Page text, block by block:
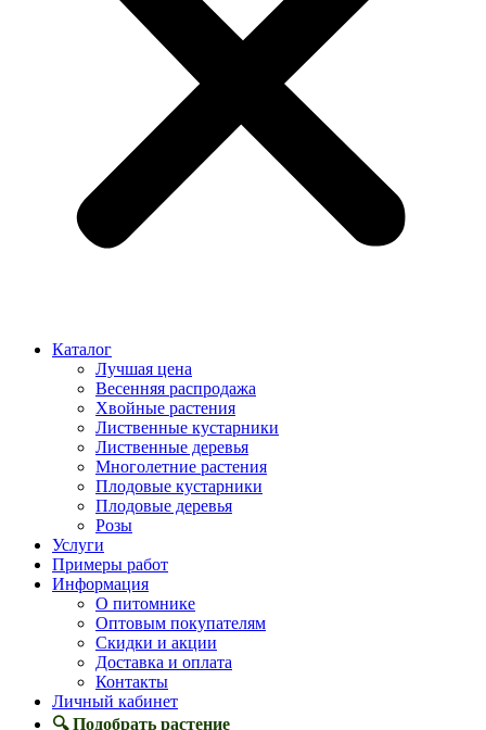
Каталог
Лучшая цена
Весенняя распродажа
Хвойные растения
Лиственные кустарники
Лиственные деревья
Многолетние растения
Плодовые кустарники
Плодовые деревья
Розы
Услуги
Примеры работ
Информация
О питомнике
Оптовым покупателям
Скидки и акции
Доставка и оплата
Контакты
Личный кабинет
🔍 Подобрать растение